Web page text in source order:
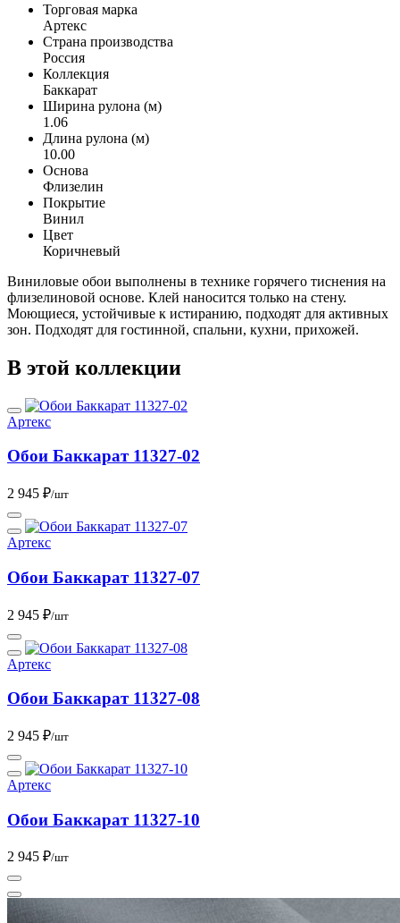
Торговая марка
Артекс
Страна производства
Россия
Коллекция
Баккарат
Ширина рулона (м)
1.06
Длина рулона (м)
10.00
Основа
Флизелин
Покрытие
Винил
Цвет
Коричневый
Виниловые обои выполнены в технике горячего тиснения на
флизелиновой основе. Клей наносится только на стену.
Моющиеся, устойчивые к истиранию, подходят для активных
зон. Подходят для гостинной, спальни, кухни, прихожей.
В этой коллекции
Артекс
Обои Баккарат 11327-02
2 945 ₽/шт
Артекс
Обои Баккарат 11327-07
2 945 ₽/шт
Артекс
Обои Баккарат 11327-08
2 945 ₽/шт
Артекс
Обои Баккарат 11327-10
2 945 ₽/шт